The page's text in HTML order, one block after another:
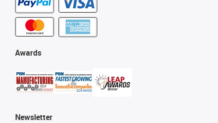
Awards
Newsletter